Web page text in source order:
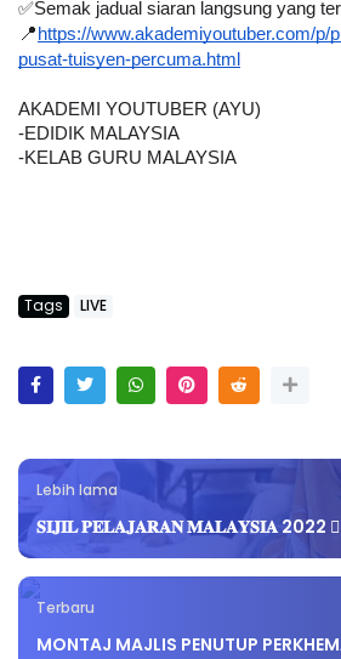
✅Semak jadual siaran langsung yang
📍 https://www.akademiyoutuber.com/p/
pusat-tuisyen-percuma.html
AKADEMI YOUTUBER (AYU)
-EDIDIK MALAYSIA
-KELAB GURU MALAYSIA
Tags LIVE
Lebih lama
𝐒𝐈𝐉𝐈𝐋 𝐏𝐄𝐋𝐀𝐉𝐀𝐑𝐀𝐍 𝐌𝐀𝐋𝐀𝐘𝐒𝐈𝐀 2022
Terbaru
MONTAJ MAJLIS PENUTUP